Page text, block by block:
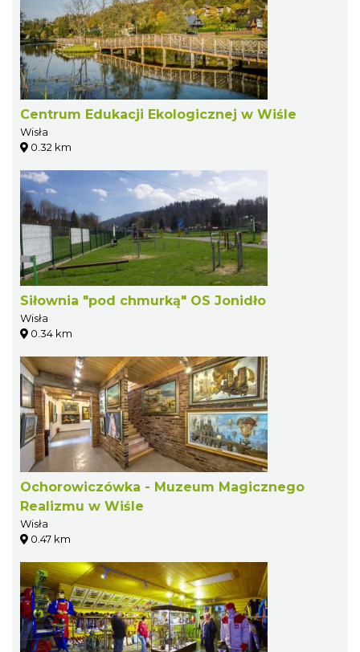
Centrum Edukacji Ekologicznej w Wiśle
Wisła
0.32 km
Siłownia "pod chmurką" OS Jonidło
Wisła
0.34 km
Ochorowiczówka - Muzeum Magicznego
Realizmu w Wiśle
Wisła
0.47 km